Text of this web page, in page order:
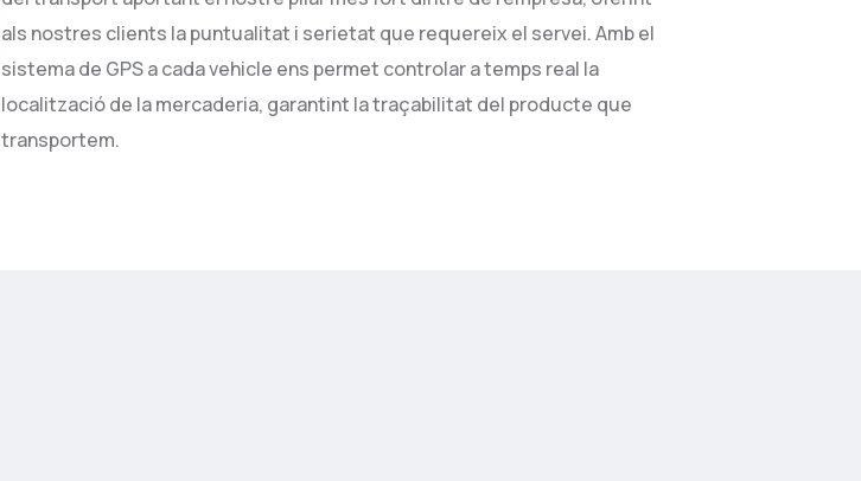
als nostres clients la puntualitat i serietat que requereix el servei. Amb el
sistema de GPS a cada vehicle ens permet controlar a temps real la
localització de la mercaderia, garantint la traçabilitat del producte que
transportem.